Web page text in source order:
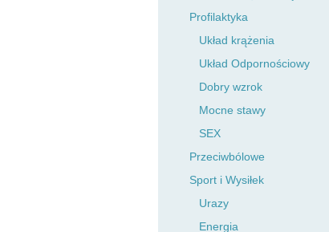
Profilaktyka
Układ krążenia
Układ Odpornościowy
Dobry wzrok
Mocne stawy
SEX
Przeciwbólowe
Sport i Wysiłek
Urazy
Energia